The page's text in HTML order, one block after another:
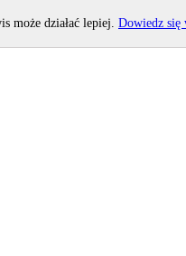
może działać lepiej. Dowiedz się